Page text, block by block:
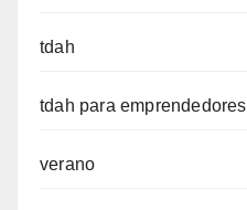
tdah
tdah para emprendedores
verano